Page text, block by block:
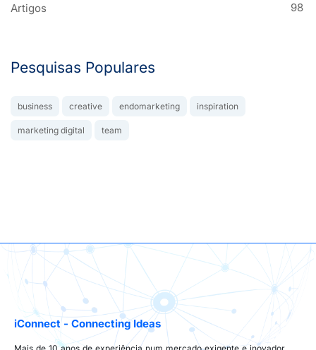
Artigos 98
Pesquisas Populares
business creative endomarketing inspiration
marketing digital team
iConnect - Connecting Ideas